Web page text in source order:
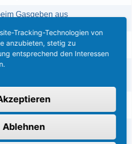
Gasgeben aus
LC Frage
Speedfight 2
an Ampel ausgefallen, nicht
felge
komische Geräusche beim
Tracking-Technologien von
anzubieten, stetig zu
entsprechend den Interessen
Ablehnen